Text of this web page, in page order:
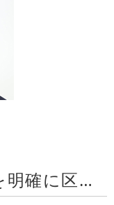
短答対策と論文対策とを明確に区別した、合理的なカリキュラムはおすすめ